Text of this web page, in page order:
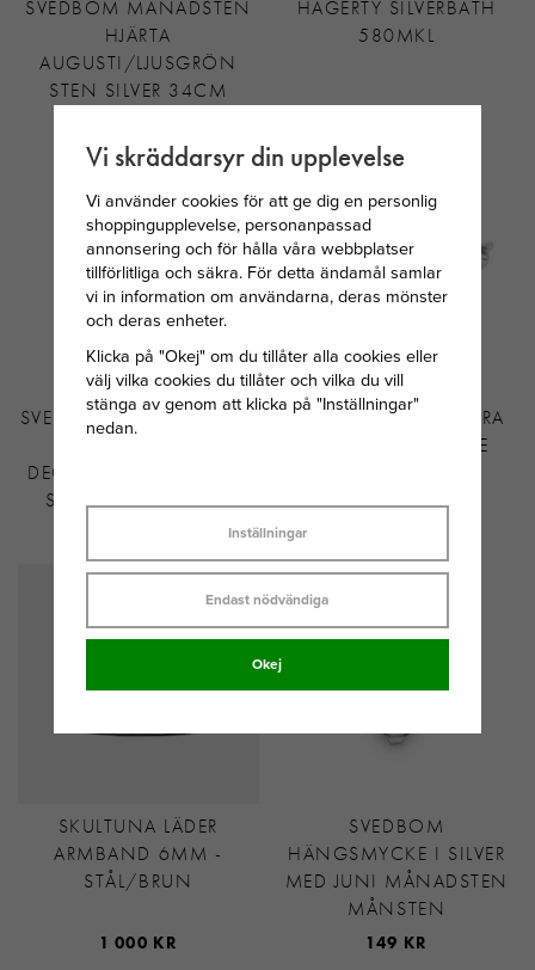
SVEDBOM MÅNADSTEN
HJÄRTA
AUGUSTI/LJUSGRÖN
STEN SILVER 34CM
HAGERTY SILVERBATH
580MKL
SVEDBOM MÅNADSSTEN
DECEMBER/TURKOSBLÅ
STEN 34 CM SILVER
SNÖ OF SWEDEN EIRA
CRYSTAL ÖRHÄNGE
MÄSSING
SKULTUNA LÄDER
ARMBAND 6MM -
STÅL/BRUN
1 000 KR
SVEDBOM
HÄNGSMYCKE I SILVER
MED JUNI MÅNADSTEN
MÅNSTEN
149 KR
Vi skräddarsyr din upplevelse
Vi använder cookies för att ge dig en personlig
shoppingupplevelse, personanpassad
annonsering och för hålla våra webbplatser
tillförlitliga och säkra. För detta ändamål samlar
vi in information om användarna, deras mönster
och deras enheter.
Klicka på "Okej" om du tillåter alla cookies eller
välj vilka cookies du tillåter och vilka du vill
stänga av genom att klicka på "Inställningar"
nedan.
Inställningar
Endast nödvändiga
Okej